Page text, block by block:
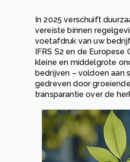
In 2025 verschuift
vereiste binnen
voetafdruk van uw
IFRS S2 en de
kleine en middelgrote
bedrijven – voldoen aan
gedreven door
transparantie over de